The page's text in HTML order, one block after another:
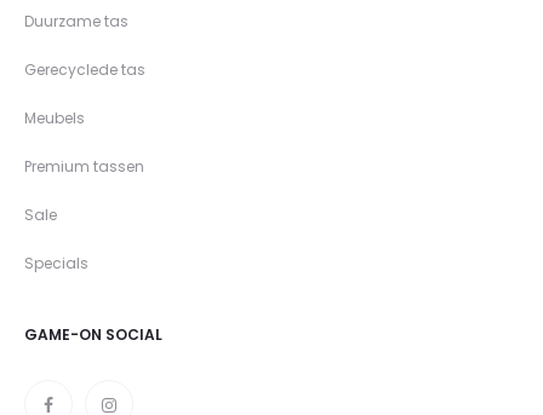
Duurzame tas
Gerecyclede tas
Meubels
Premium tassen
Sale
Specials
GAME-ON SOCIAL